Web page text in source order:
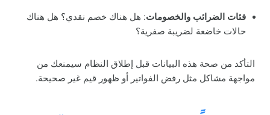
فئات الضرائب والخصومات: هل هناك خصم نقدي؟ هل هناك
حالات خاضعة لضريبة صفرية؟
التأكد من صحة هذه البيانات قبل إطلاق النظام سيمنعك من
مواجهة مشاكل مثل رفض الفواتير أو ظهور قيم غير صحيحة.